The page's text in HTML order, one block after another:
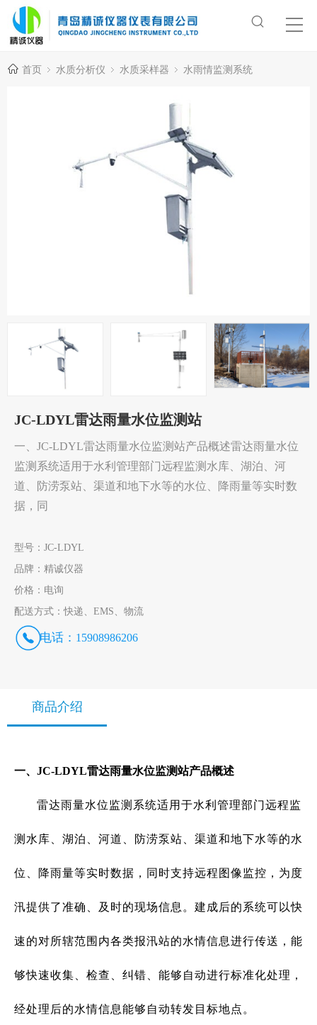
首页 水质分析仪 水质采样器 水雨情监测系统
JC-LDYL雷达雨量水位监测站
一、JC-LDYL雷达雨量水位监测站产品概述雷达雨量水位
监测系统适用于水利管理部门远程监测水库、湖泊、河
道、防涝泵站、渠道和地下水等的水位、降雨量等实时数
据，同
型号： JC-LDYL
品牌： 精诚仪器
价格： 电询
配送方式：快递、EMS、物流
电话： 15908986206
商品介绍
一、 JC-LDYL雷达雨量水位监测站产品概述
雷达雨量水位监测系统适用于水利管理部门远程监
测水库、湖泊、河道、防涝泵站、渠道和地下水等的水
位、降雨量等实时数据，同时支持远程图像监控，为度
汛提供了准确、及时的现场信息。建成后的系统可以快
速的对所辖范围内各类报汛站的水情信息进行传送，能
够快速收集、检查、纠错、能够自动进行标准化处理，
经处理后的水情信息能够自动转发目标地点。